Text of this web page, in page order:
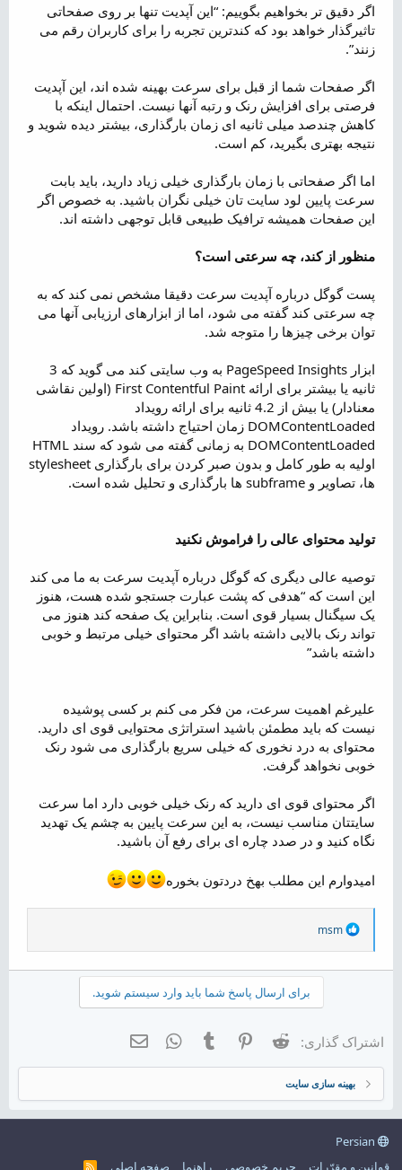
اگر دقیق تر بخواهیم بگوییم: “این آپدیت تنها بر روی صفحاتی
تاثیرگذار خواهد بود که کندترین تجربه را برای کاربران رقم می
زنند”.
اگر صفحات شما از قبل برای سرعت بهینه شده اند، این آپدیت
فرصتی برای افزایش رنک و رتبه آنها نیست. احتمال اینکه با
کاهش چندصد میلی ثانیه ای زمان بارگذاری، بیشتر دیده شوید و
نتیجه بهتری بگیرید، کم است.
اما اگر صفحاتی با زمان بارگذاری خیلی زیاد دارید، باید بابت
سرعت پایین لود سایت تان خیلی نگران باشید. به خصوص اگر
این صفحات همیشه ترافیک طبیعی قابل توجهی داشته اند.
منظور از کند، چه سرعتی است؟
پست گوگل درباره آپدیت سرعت دقیقا مشخص نمی کند که به
چه سرعتی کند گفته می شود، اما از ابزارهای ارزیابی آنها می
توان برخی چیزها را متوجه شد.
ابزار PageSpeed Insights به وب سایتی کند می گوید که 3
ثانیه یا بیشتر برای ارائه First Contentful Paint (اولین نقاشی
معنادار) یا بیش از 4.2 ثانیه برای ارائه رویداد
DOMContentLoaded زمان احتیاج داشته باشد. رویداد
DOMContentLoaded به زمانی گفته می شود که سند HTML
اولیه به طور کامل و بدون صبر کردن برای بارگذاری stylesheet
ها، تصاویر و subframe ها بارگذاری و تحلیل شده است.
تولید محتوای عالی را فراموش نکنید
توصیه عالی دیگری که گوگل درباره آپدیت سرعت به ما می کند
این است که “هدفی که پشت عبارت جستجو شده هست، هنوز
یک سیگنال بسیار قوی است. بنابراین یک صفحه کند هنوز می
تواند رنک بالایی داشته باشد اگر محتوای خیلی مرتبط و خوبی
داشته باشد”
علیرغم اهمیت سرعت، من فکر می کنم بر کسی پوشیده
نیست که باید مطمئن باشید استراتژی محتوایی قوی ای دارید.
محتوای به درد نخوری که خیلی سریع بارگذاری می شود رنک
خوبی نخواهد گرفت.
اگر محتوای قوی ای دارید که رنک خیلی خوبی دارد اما سرعت
سایتتان مناسب نیست، به این سرعت پایین به چشم یک تهدید
نگاه کنید و در صدد چاره ای برای رفع آن باشید.
امیدوارم این مطلب بهخ دردتون بخوره
R
a
c
s
msm
برای ارسال پاسخ شما باید وارد سیستم شوید.
اشتراک گذاری: Reddit
Pinterest
Tumblr
WhatsApp
بهینه سازی سایت
قوانین و مقرّرات
حریم خصوصی راهنما صفحه اصلی R